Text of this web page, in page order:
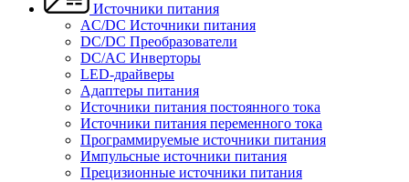
Источники питания
AC/DC Источники питания
DC/DC Преобразователи
DC/AC Инверторы
LED-драйверы
Адаптеры питания
Источники питания постоянного тока
Источники питания переменного тока
Программируемые источники питания
Импульсные источники питания
Прецизионные источники питания